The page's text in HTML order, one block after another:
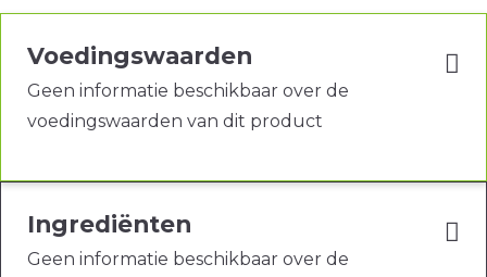
Voedingswaarden
Geen informatie beschikbaar over de
voedingswaarden van dit product
Ingrediënten
Geen informatie beschikbaar over de